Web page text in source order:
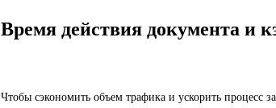
Время действия документа и
Чтобы сэкономить объем трафика и ускорить процесс